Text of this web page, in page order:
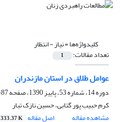
کلیدواژه‌ها =نیاز - انتظار
تعداد مقالات: 1
عوامل طلاق در استان مازندران
دوره 14، شماره 53، پاییز 1390، صفحه
87-127
کرم حبیب پور گتابی، حسین نازک تبار
مشاهده مقاله
اصل مقاله 333.37 K